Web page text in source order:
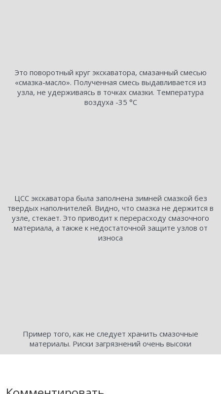
Это поворотный круг экскаватора, смазанный смесью
«смазка-масло». Полученная смесь выдавливается из
узла, не удерживаясь в точках смазки. Температура
воздуха -35 °С
ЦСС экскаватора была заполнена зимней смазкой без
твердых наполнителей. Видно, что смазка не держится в
узле, стекает. Это приводит к перерасходу смазочного
материала, а также к недостаточной защите узлов от
износа
Пример того, как не следует хранить смазочные
материалы. Риски загрязнений очень высоки